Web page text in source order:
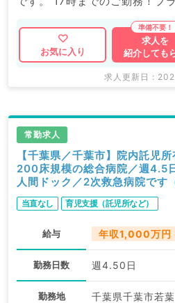
の医療機関求人はもちろんのこと、 掲載情報以
産業医等の企業系求人も多数扱って
の詳細等はお気軽にお問合せ
お気に入り
求人を
紹介しても
求人更新日 :
常勤求人
【千葉県／千葉市】院内託児
200床規模の総合病院／週4.5
人間ドック／2次救急病院です
当直なし 育児支援（託児所など）
給与 年収1,000万円
勤務日数 週4.50日
勤務地 千葉県千葉市若